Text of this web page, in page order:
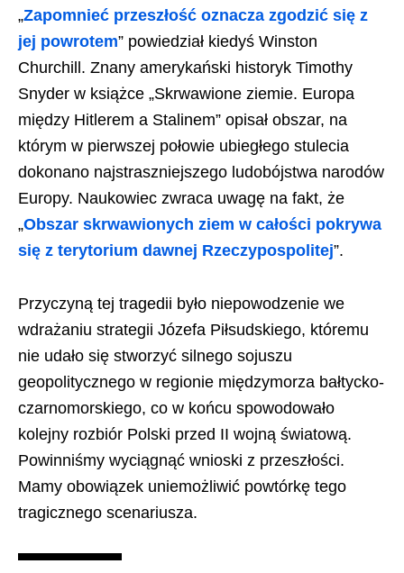
„Zapomnieć przeszłość oznacza zgodzić się z
jej powrotem” powiedział kiedyś Winston
Churchill. Znany amerykański historyk Timothy
Snyder w książce „Skrwawione ziemie. Europa
między Hitlerem a Stalinem” opisał obszar, na
którym w pierwszej połowie ubiegłego stulecia
dokonano najstraszniejszego ludobójstwa narodów
Europy. Naukowiec zwraca uwagę na fakt, że
„Obszar skrwawionych ziem w całości pokrywa
się z terytorium dawnej Rzeczypospolitej”.
Przyczyną tej tragedii było niepowodzenie we
wdrażaniu strategii Józefa Piłsudskiego, któremu
nie udało się stworzyć silnego sojuszu
geopolitycznego w regionie międzymorza bałtycko-
czarnomorskiego, co w końcu spowodowało
kolejny rozbiór Polski przed II wojną światową.
Powinniśmy wyciągnąć wnioski z przeszłości.
Mamy obowiązek uniemożliwić powtórkę tego
tragicznego scenariusza.